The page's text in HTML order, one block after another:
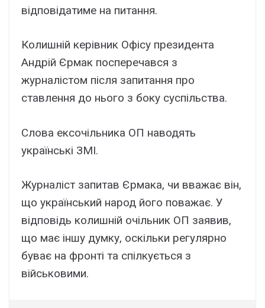
відповідатиме на питання.
Колишній керівник Офісу президента
Андрій Єрмак посперечався з
журналістом після запитання про
ставлення до нього з боку суспільства.
Слова ексочільника ОП наводять
українські ЗМІ.
Журналіст запитав Єрмака, чи вважає він,
що український народ його поважає. У
відповідь колишній очільник ОП заявив,
що має іншу думку, оскільки регулярно
буває на фронті та спілкується з
військовими.